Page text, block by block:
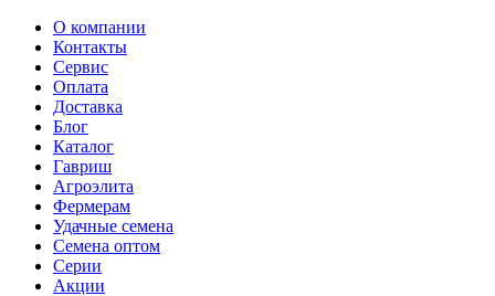
О компании
Контакты
Сервис
Оплата
Доставка
Блог
Каталог
Гавриш
Агроэлита
Фермерам
Удачные семена
Семена оптом
Серии
Акции